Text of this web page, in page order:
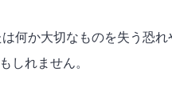
何か大切なものを失う恐れ
しれません。